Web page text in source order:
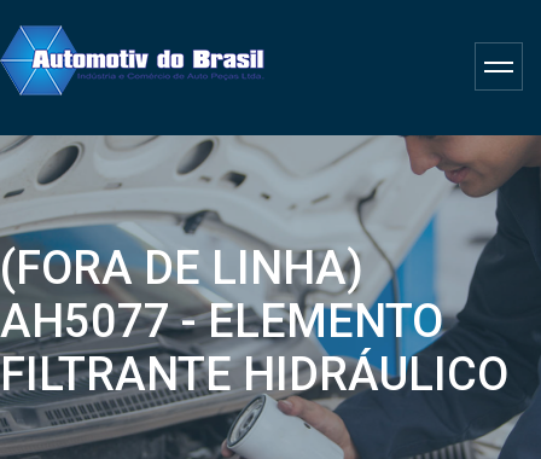
(FORA DE LINHA)
AH5077 - ELEMENTO
FILTRANTE HIDRÁULICO